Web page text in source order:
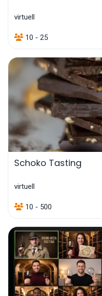
virtuell
10 - 25
Schoko Tasting
virtuell
10 - 500